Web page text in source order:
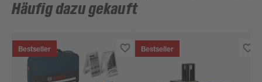
Häufig dazu gekauft
Bestseller Bestseller